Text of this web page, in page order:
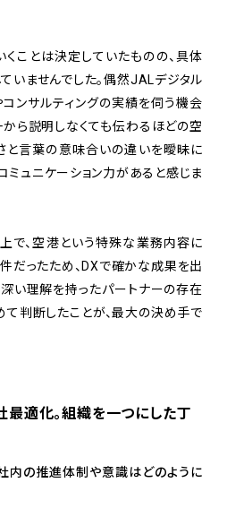
ことは決定していたものの、具体
いませんでした。偶然JALデジタル
ンサルティングの実績を伺う機会
から説明しなくても伝わるほどの空
と言葉の意味合いの違いを曖昧に
ミュニケーション力があると感じま
で、空港という特殊な業務内容に
だったため、DXで確かな成果を出
い理解を持ったパートナーの存在
判断したことが、最大の決め手で
適化。組織を一つにした丁
内の推進体制や意識はどのように